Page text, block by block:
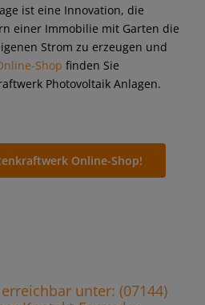
ist eine Innovation, die
einer Immobilie mit Garten die
Strom zu erzeugen und
Shop finden Sie
Photovoltaik Anlagen.
Online-Shop!
unter: (07144)